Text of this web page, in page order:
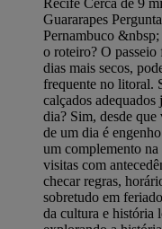
Recife Cerca de 9
Guararapes
Pernambuco
o roteiro? O
dias mais secos,
frequente no litoral.
calçados
dia? Sim, desde
de um dia é
um complemento
visitas com
checar regras,
sobretudo em
da cultura e história